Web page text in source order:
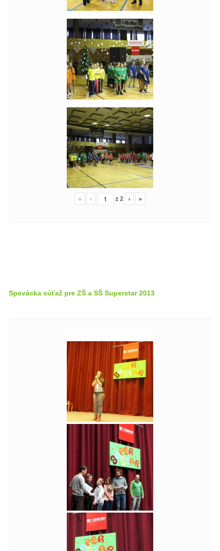
« ‹ z2 › »
Spevácka súťaž pre ZŠ a SŠ Superstar 2013